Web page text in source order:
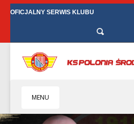
OFICJALNY SERWIS KLUBU
MENU